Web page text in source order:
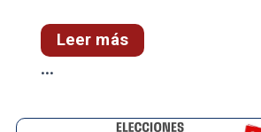
Leer más
...